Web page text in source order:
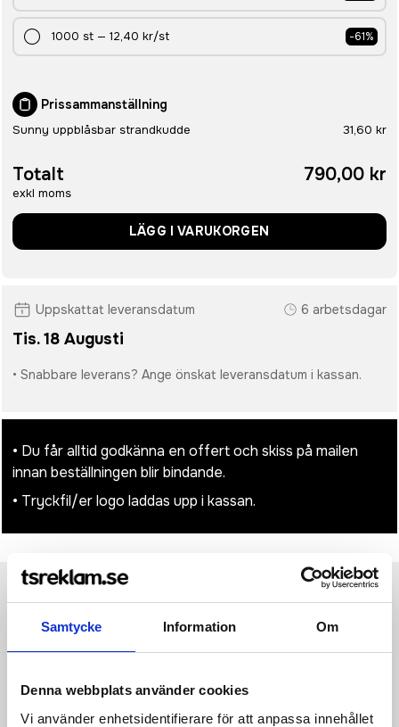
Samtycke Information Om
Denna webbplats använder cookies
Vi använder enhetsidentifierare för att anpassa innehållet
1000 st — 12,40 kr/st -61%
Prissammanställning
Sunny uppblåsbar strandkudde 31,60 kr
Totalt
exkl moms
790,00 kr
LÄGG I VARUKORGEN
Uppskattat leveransdatum 6 arbetsdagar
Tis. 18 Augusti
• Snabbare leverans? Ange önskat leveransdatum i kassan.
• Du får alltid godkänna en offert och skiss på mailen
innan beställningen blir bindande.
• Tryckfil/er logo laddas upp i kassan.
ProduktinformationSpecifikationerPristabellRecensioner
Njut av ultimat avkoppling på stranden med den här
stöd medan du njuter av solen. Storlek: 56 x 36,5 x 20,5 cm.